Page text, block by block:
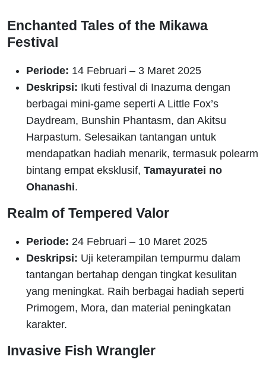
Enchanted Tales of the Mikawa
Festival
Periode: 14 Februari – 3 Maret 2025
Deskripsi: Ikuti festival di Inazuma dengan
berbagai mini-game seperti A Little Fox’s
Daydream, Bunshin Phantasm, dan Akitsu
Harpastum. Selesaikan tantangan untuk
mendapatkan hadiah menarik, termasuk polearm
bintang empat eksklusif, Tamayuratei no
Ohanashi.
Realm of Tempered Valor
Periode: 24 Februari – 10 Maret 2025
Deskripsi: Uji keterampilan tempurmu dalam
tantangan bertahap dengan tingkat kesulitan
yang meningkat. Raih berbagai hadiah seperti
Primogem, Mora, dan material peningkatan
karakter.
Invasive Fish Wrangler